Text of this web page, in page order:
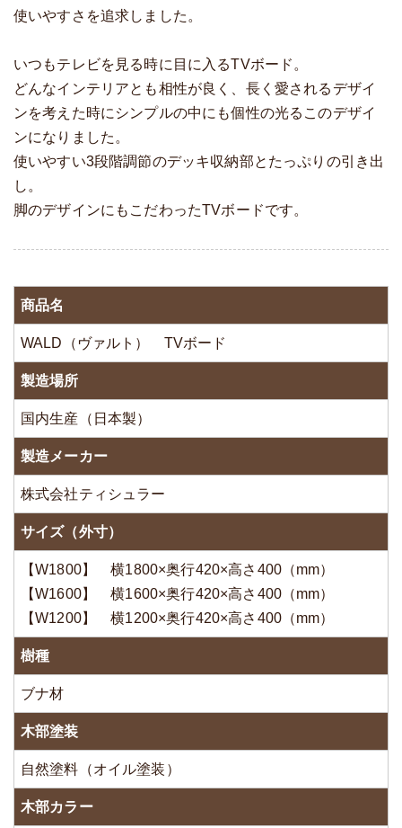
使いやすさを追求しました。
いつもテレビを見る時に目に入るTVボード。
どんなインテリアとも相性が良く、長く愛されるデザイ
ンを考えた時にシンプルの中にも個性の光るこのデザイ
ンになりました。
使いやすい3段階調節のデッキ収納部とたっぷりの引き出
し。
脚のデザインにもこだわったTVボードです。
商品名
WALD（ヴァルト） TVボード
製造場所
国内生産（日本製）
製造メーカー
株式会社ティシュラー
サイズ（外寸）
【W1800】 横1800×奥行420×高さ400（mm）
【W1600】 横1600×奥行420×高さ400（mm）
【W1200】 横1200×奥行420×高さ400（mm）
樹種
ブナ材
木部塗装
自然塗料（オイル塗装）
木部カラー